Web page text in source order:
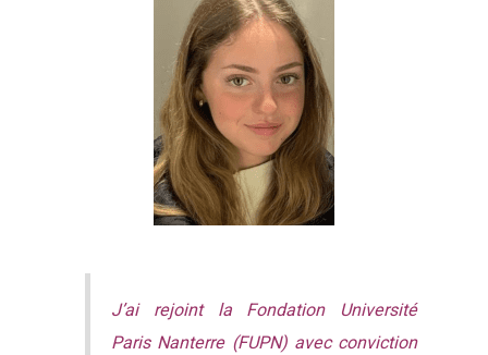
J’ai rejoint la Fondation Université
Paris Nanterre (FUPN) avec conviction